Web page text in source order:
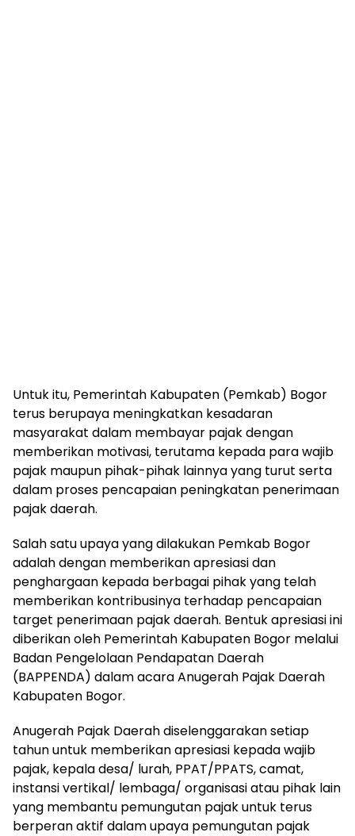
Untuk itu, Pemerintah Kabupaten (Pemkab) Bogor
terus berupaya meningkatkan kesadaran
masyarakat dalam membayar pajak dengan
memberikan motivasi, terutama kepada para wajib
pajak maupun pihak-pihak lainnya yang turut serta
dalam proses pencapaian peningkatan penerimaan
pajak daerah.
Salah satu upaya yang dilakukan Pemkab Bogor
adalah dengan memberikan apresiasi dan
penghargaan kepada berbagai pihak yang telah
memberikan kontribusinya terhadap pencapaian
target penerimaan pajak daerah. Bentuk apresiasi ini
diberikan oleh Pemerintah Kabupaten Bogor melalui
Badan Pengelolaan Pendapatan Daerah
(BAPPENDA) dalam acara Anugerah Pajak Daerah
Kabupaten Bogor.
Anugerah Pajak Daerah diselenggarakan setiap
tahun untuk memberikan apresiasi kepada wajib
pajak, kepala desa/ lurah, PPAT/PPATS, camat,
instansi vertikal/ lembaga/ organisasi atau pihak lain
yang membantu pemungutan pajak untuk terus
berperan aktif dalam upaya pemungutan pajak